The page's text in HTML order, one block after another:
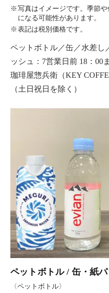
写真はイメージです。季節
になる可能性があります。
表記は税別価格です。
ペットボトル／缶／水差し
ッシュ：7営業日前 18：00
珈琲屋惣兵衛（KEY
（土日祝日を除く）
ペットボトル / 缶・紙パ
〈ペットボトル〉